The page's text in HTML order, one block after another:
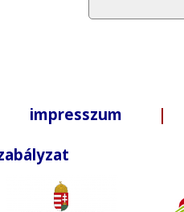
impresszum |